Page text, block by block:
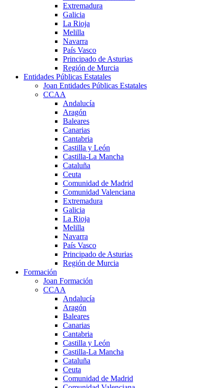
Extremadura
Galicia
La Rioja
Melilla
Navarra
País Vasco
Principado de Asturias
Región de Murcia
Entidades Públicas Estatales
Joan Entidades Públicas Estatales
CCAA
Andalucía
Aragón
Baleares
Canarias
Cantabria
Castilla y León
Castilla-La Mancha
Cataluña
Ceuta
Comunidad de Madrid
Comunidad Valenciana
Extremadura
Galicia
La Rioja
Melilla
Navarra
País Vasco
Principado de Asturias
Región de Murcia
Formación
Joan Formación
CCAA
Andalucía
Aragón
Baleares
Canarias
Cantabria
Castilla y León
Castilla-La Mancha
Cataluña
Ceuta
Comunidad de Madrid